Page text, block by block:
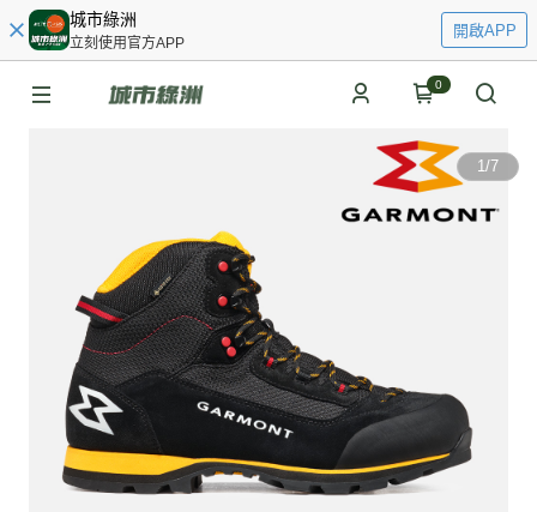
城市綠洲
立刻使用官方APP
開啟APP
0
1/7